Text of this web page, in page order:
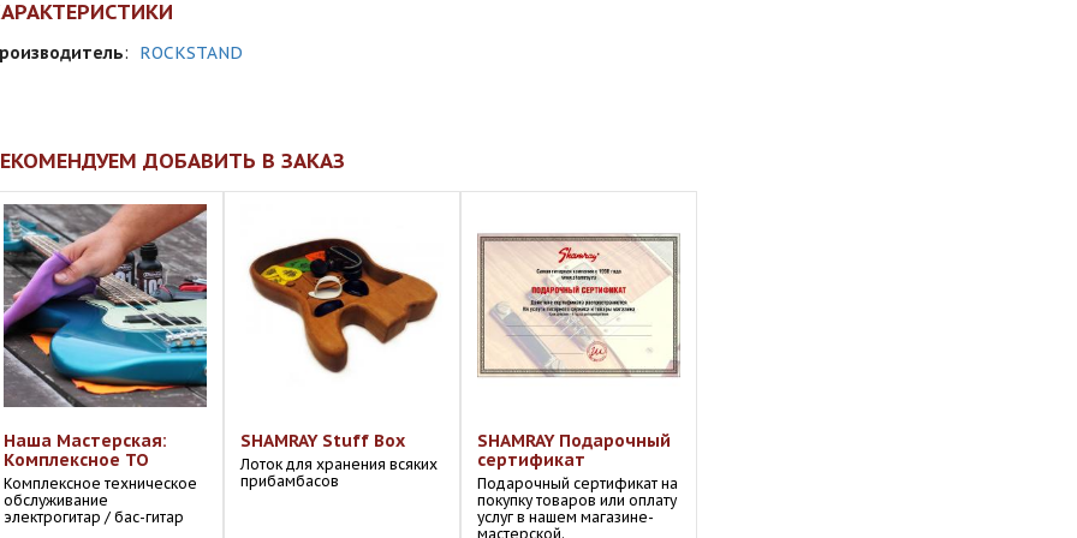
: ROCKSTAND
ДОБАВИТЬ В ЗАКАЗ
Наша Мастерская:
Комплексное ТО
Комплексное техническое
обслуживание
электрогитар / бас-гитар
SHAMRAY Stuff Box
Лоток для хранения всяких
прибамбасов
SHAMRAY Подарочный
сертификат
Подарочный сертификат на
покупку товаров или оплату
услуг в нашем магазине-
мастерской.